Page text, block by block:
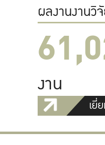
ผลงานงานวิ
งาน
เยี่